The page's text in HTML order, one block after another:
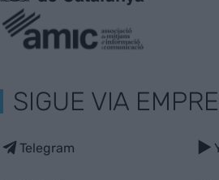
SIGUE VIA
Telegram